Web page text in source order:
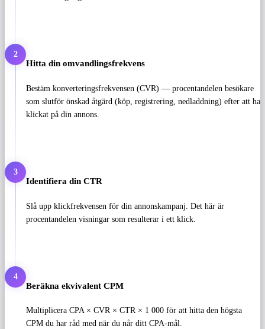
2
Hitta din omvandlingsfrekvens
Bestäm konverteringsfrekvensen (CVR) — procentandelen besökare
som slutför önskad åtgärd (köp, registrering, nedladdning) efter att ha
klickat på din annons.
3
Identifiera din CTR
Slå upp klickfrekvensen för din annonskampanj. Det här är
procentandelen visningar som resulterar i ett klick.
4
Beräkna ekvivalent CPM
Multiplicera CPA × CVR × CTR × 1 000 för att hitta den högsta
CPM du har råd med när du når ditt CPA-mål.